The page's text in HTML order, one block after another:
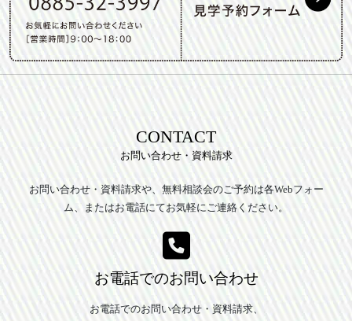
CONTACT
お問い合わせ・資料請求
お問い合わせ・資料請求や、無料相談会のご予約は各Webフォー
ム、またはお電話にてお気軽にご連絡ください。
お電話でのお問い合わせ
お電話でのお問い合わせ・資料請求、